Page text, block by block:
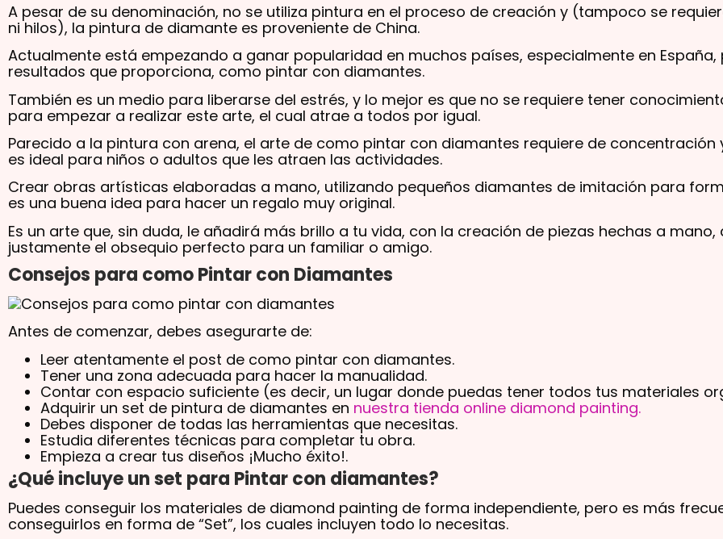
A pesar de su denominación, no se utiliza pintura en el proceso de creación y (tampoco se
ni hilos), la pintura de diamante es proveniente de China.
Actualmente está empezando a ganar popularidad en muchos países, especialmente en España,
resultados que proporciona, como pintar con diamantes.
También es un medio para liberarse del estrés, y lo mejor es que no se requiere tener
para empezar a realizar este arte, el cual atrae a todos por igual.
Parecido a la pintura con arena, el arte de como pintar con diamantes requiere de concentración
es ideal para niños o adultos que les atraen las actividades.
Crear obras artísticas elaboradas a mano, utilizando pequeños diamantes de imitación para
es una buena idea para hacer un regalo muy original.
Es un arte que, sin duda, le añadirá más brillo a tu vida, con la creación de piezas hechas a mano,
justamente el obsequio perfecto para un familiar o amigo.
Consejos para como Pintar con Diamantes
Antes de comenzar, debes asegurarte de:
Leer atentamente el post de como pintar con diamantes.
Tener una zona adecuada para hacer la manualidad.
Contar con espacio suficiente (es decir, un lugar donde puedas tener todos tus materiales
Adquirir un set de pintura de diamantes en nuestra tienda online diamond painting.
Debes disponer de todas las herramientas que necesitas.
Estudia diferentes técnicas para completar tu obra.
Empieza a crear tus diseños ¡Mucho éxito!.
¿Qué incluye un set para Pintar con diamantes?
Puedes conseguir los materiales de diamond painting de forma independiente, pero es más
conseguirlos en forma de “Set”, los cuales incluyen todo lo necesitas.